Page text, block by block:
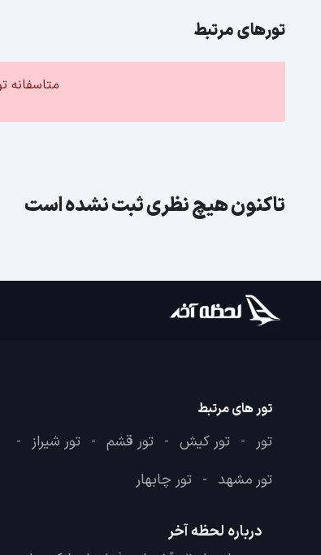
تورهای مرتبط
تاکنون هیچ نظری ثبت نشده است
تور های مرتبط
تور - تور کیش - تور قشم - تور شیراز -
تور مشهد - تور چابهار
درباره لحظه آخر